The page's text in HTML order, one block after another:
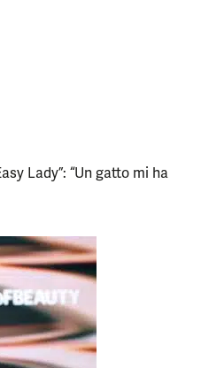
Lady”: “Un gatto mi ha